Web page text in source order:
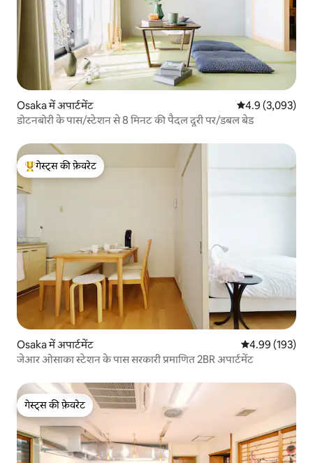
Osaka में अपार्टमेंट औसत रेटिंग 5 में से
4.9 (3,093)
डोटनबोरी के पास/स्टेशन से 8 मिनट की पैदल दूरी पर/डबल बेड
गेस्ट्स का टॉप फ़ेवरेट
गेस्ट्स की फ़ेवरेट
Osaka में अपार्टमेंट औसत रेटिंग 5 में से
4.99 (193)
जेआर ओसाका स्टेशन के पास सरकारी प्रमाणित 2BR अपार्टमेंट
गेस्ट्स की फ़ेवरेट
गेस्ट्स की फ़ेवरेट